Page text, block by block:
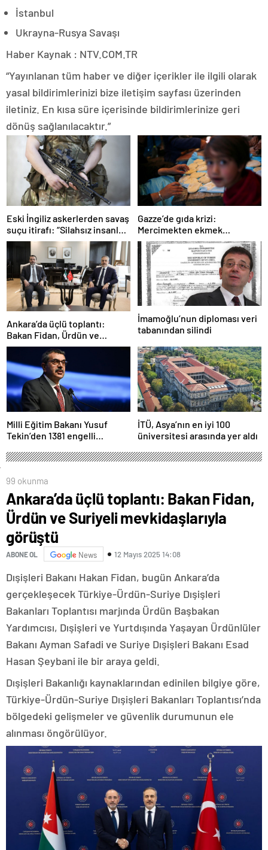
İstanbul
Ukrayna-Rusya Savaşı
Haber Kaynak : NTV.COM.TR
“Yayınlanan tüm haber ve diğer içerikler ile ilgili olarak
yasal bildirimlerinizi bize iletişim sayfası üzerinden
iletiniz. En kısa süre içerisinde bildirimlerinize geri
dönüş sağlanılacaktır.”
Eski İngiliz askerlerden savaş
suçu itirafı: “Silahsız insanları
uykuda öldürdüler”
Gazze’de gıda krizi:
Mercimekten ekmek
yapıyorlar
Ankara’da üçlü toplantı:
Bakan Fidan, Ürdün ve
Suriyeli mevkidaşlarıyla
görüştü
İmamoğlu’nun diploması veri
tabanından silindi
Milli Eğitim Bakanı Yusuf
Tekin’den 1381 engelli
paylaşım
İTÜ, Asya’nın en iyi 100
üniversitesi arasında yer aldı
99 okunma
Ankara’da üçlü toplantı: Bakan Fidan,
Ürdün ve Suriyeli mevkidaşlarıyla
görüştü
ABONE OL News 12 Mayıs 2025 14:08
Dışişleri Bakanı Hakan Fidan, bugün Ankara’da
gerçekleşecek Türkiye-Ürdün-Suriye Dışişleri
Bakanları Toplantısı marjında Ürdün Başbakan
Yardımcısı, Dışişleri ve Yurtdışında Yaşayan Ürdünlüler
Bakanı Ayman Safadi ve Suriye Dışişleri Bakanı Esad
Hasan Şeybani ile bir araya geldi.
Dışişleri Bakanlığı kaynaklarından edinilen bilgiye göre,
Türkiye-Ürdün-Suriye Dışişleri Bakanları Toplantısı’nda
bölgedeki gelişmeler ve güvenlik durumunun ele
alınması öngörülüyor.